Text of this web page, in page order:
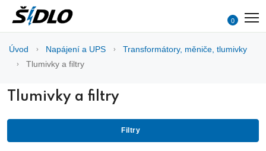
0
Úvod Napájení a UPS
Transformátory, měniče, tlumivky
Tlumivky a filtry
Tlumivky a filtry
Filtry